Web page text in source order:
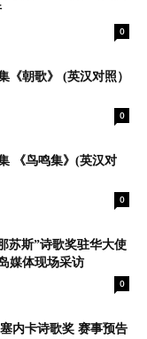
0
《朝歌》 (英汉对照）
0
《鸟鸣集》(英汉对
0
苏斯”诗歌奖驻华大使
媒体现场采访
0
内卡诗歌奖 赛事预告